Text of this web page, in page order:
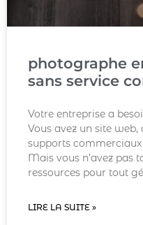
photographe
sans service
Votre entreprise a
Vous avez un site web,
supports
Mais vous n’avez pas
ressources pour tout
LIRE LA SUITE »